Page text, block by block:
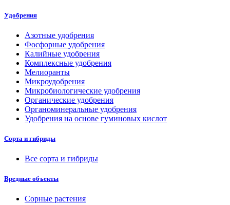
Удобрения
Азотные удобрения
Фосфорные удобрения
Калийные удобрения
Комплексные удобрения
Мелиоранты
Микроудобрения
Микробиологические удобрения
Органические удобрения
Органоминеральные удобрения
Удобрения на основе гуминовых кислот
Сорта и гибриды
Все сорта и гибриды
Вредные объекты
Сорные растения